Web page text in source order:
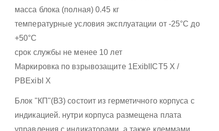
масса блока (полная) 0.45 кг
температурные условия эксплуатации от -25°С до
+50°С
срок службы не менее 10 лет
Маркировка по взрывозащите 1ExibIICT5 X /
PBExibI X
Блок "КП"(ВЗ) состоит из герметичного корпуса с
индикацией. нутри корпуса размещена плата
управления с индикаторами, а также клеммами